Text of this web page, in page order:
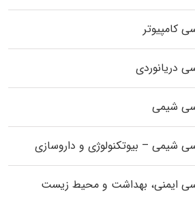
کامپیوتر
دریانوردی
شیمی
شیمی – بیوتکنولوژی و داروسازی
ایمنی، بهداشت و محیط زیست